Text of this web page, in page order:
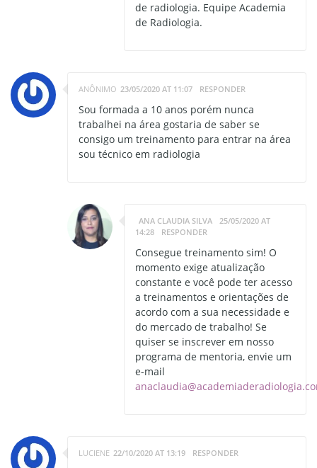
de radiologia. Equipe Academia
de Radiologia.
ANÔNIMO 23/05/2020 AT 11:07 RESPONDER
Sou formada a 10 anos porém nunca
trabalhei na área gostaria de saber se
consigo um treinamento para entrar na área
sou técnico em radiologia
ANA CLAUDIA SILVA
25/05/2020 AT
14:28
RESPONDER
Consegue treinamento sim! O
momento exige atualização
constante e você pode ter acesso
a treinamentos e orientações de
acordo com a sua necessidade e
do mercado de trabalho! Se
quiser se inscrever em nosso
programa de mentoria, envie um
e-mail
LUCIENE 22/10/2020 AT 13:19 RESPONDER